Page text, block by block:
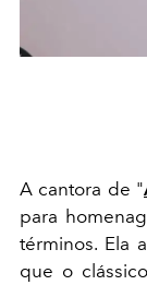
A cantora de "
para
términos. Ela
que o